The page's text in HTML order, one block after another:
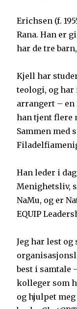
Erichsen (f.
Rana. Han er
har de tre
Kjell har
teologi, og
arrangert – en
han tjent flere
Sammen med
Han leder i
Menighetsliv,
NaMu, og er
EQUIP
Jeg har lest
best i samtale
kolleger som
og hjulpet